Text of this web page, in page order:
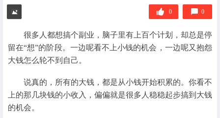
0 0
很多人都想搞个副业，脑子里有上百个计划，却总是停
留在“想”的阶段。一边呢看不上小钱的机会，一边呢又抱怨
大钱怎么轮不到自己。
说真的，所有的大钱，都是从小钱开始积累的。你看不
上的那几块钱的小收入，偏偏就是很多人稳稳起步搞到大钱
的机会。